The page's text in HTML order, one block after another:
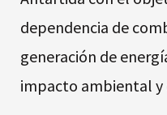
dependencia de
generación de
impacto ambiental y